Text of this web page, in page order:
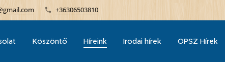
+36306503810
Köszöntő Híreink Irodai hírek OPSZ Hírek